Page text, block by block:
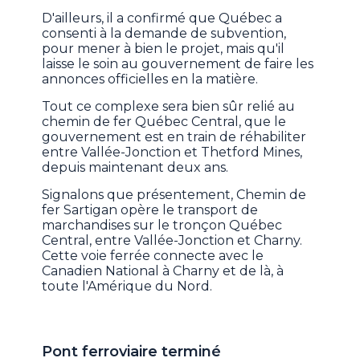
D'ailleurs, il a confirmé que Québec a
consenti à la demande de subvention,
pour mener à bien le projet, mais qu'il
laisse le soin au gouvernement de faire les
annonces officielles en la matière.
Tout ce complexe sera bien sûr relié au
chemin de fer Québec Central, que le
gouvernement est en train de réhabiliter
entre Vallée-Jonction et Thetford Mines,
depuis maintenant deux ans.
Signalons que présentement, Chemin de
fer Sartigan opère le transport de
marchandises sur le tronçon Québec
Central, entre Vallée-Jonction et Charny.
Cette voie ferrée connecte avec le
Canadien National à Charny et de là, à
toute l'Amérique du Nord.
Pont ferroviaire terminé